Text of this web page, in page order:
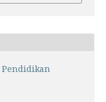
Pendidikan